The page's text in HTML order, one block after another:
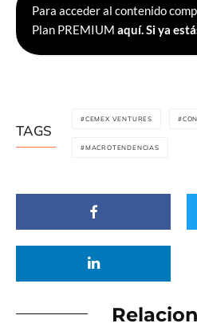
Para acceder al contenido
Plan PREMIUM aquí.Si ya
TAGS
CEMEX VENTURES
MACROTENDENCIAS